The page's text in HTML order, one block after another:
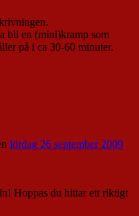
bli en (mini)kramp som
på i ca 30-60 minuter.
lördag 26 september 2009
Hoppas du hittar ett riktigt